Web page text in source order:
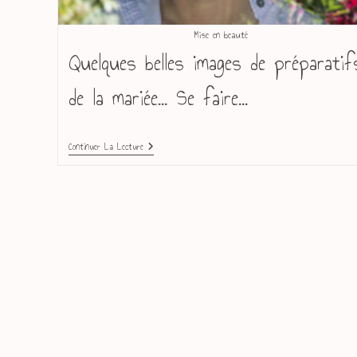
Mise en beauté
Quelques belles images de
de la mariée... Se faire…
Continuer La Lecture